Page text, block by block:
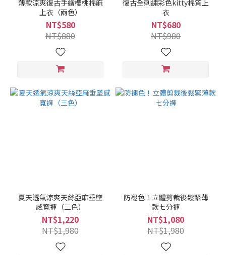
薄款涼爽復古手繪櫻桃棉麻
上衣（兩色）
NT$580
NT$880
復古全刺繡彩色kitty棉質上
衣
NT$680
NT$980
夏天透氣涼爽天絲亞麻垂墜
感寬褲（三色）
NT$1,220
NT$1,980
防褪色！立體剪裁後鬆緊薄
款七分褲
NT$1,080
NT$1,980